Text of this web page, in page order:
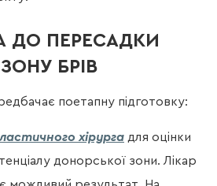
ДО ПЕРЕСАДКИ
БРІВ
поетапну підготовку:
хірурга для оцінки
донорської зони. Лікар